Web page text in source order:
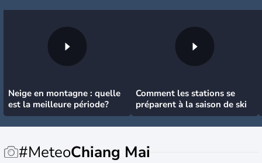
Neige en montagne : quelle
est la meilleure période?
Comment les stations se
préparent à la saison de ski
#MeteoChiang Mai